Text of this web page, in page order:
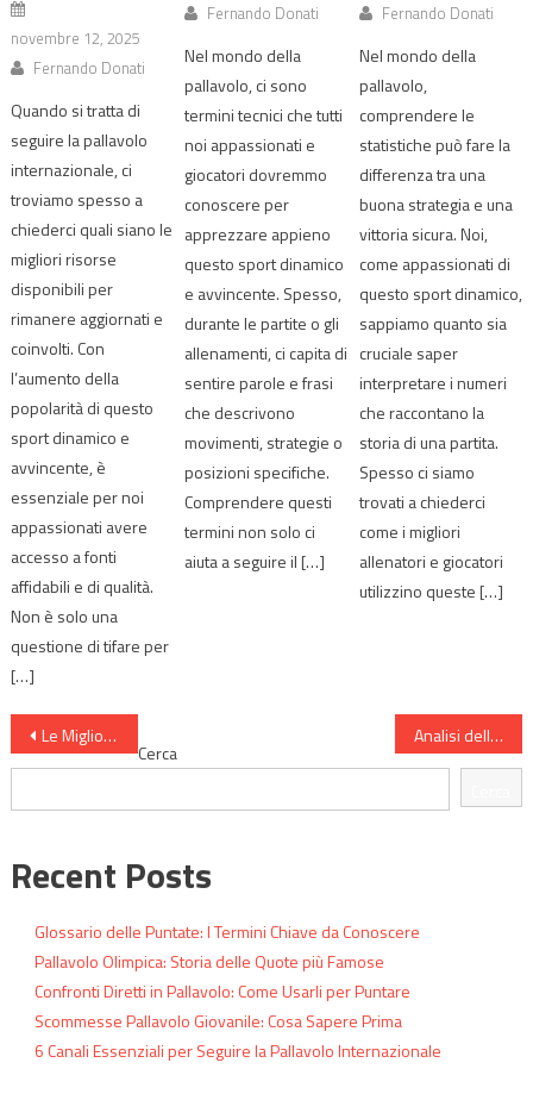
novembre 12, 2025
Fernando Donati
Quando si tratta di
seguire la pallavolo
internazionale, ci
troviamo spesso a
chiederci quali siano le
migliori risorse
disponibili per
rimanere aggiornati e
coinvolti. Con
l’aumento della
popolarità di questo
sport dinamico e
avvincente, è
essenziale per noi
appassionati avere
accesso a fonti
affidabili e di qualità.
Non è solo una
questione di tifare per
[…]
Fernando Donati
Nel mondo della
pallavolo, ci sono
termini tecnici che tutti
noi appassionati e
giocatori dovremmo
conoscere per
apprezzare appieno
questo sport dinamico
e avvincente. Spesso,
durante le partite o gli
allenamenti, ci capita di
sentire parole e frasi
che descrivono
movimenti, strategie o
posizioni specifiche.
Comprendere questi
termini non solo ci
aiuta a seguire il […]
Fernando Donati
Nel mondo della
pallavolo,
comprendere le
statistiche può fare la
differenza tra una
buona strategia e una
vittoria sicura. Noi,
come appassionati di
questo sport dinamico,
sappiamo quanto sia
cruciale saper
interpretare i numeri
che raccontano la
storia di una partita.
Spesso ci siamo
trovati a chiederci
come i migliori
allenatori e giocatori
utilizzino queste […]
Navigazione
articoli
Le Migliori Piattaforme Online per Puntare sulla Pallavolo Analisi delle Scommesse: 6 Variabili che Influenzano
Cerca
Recent Posts
Glossario delle Puntate: I Termini Chiave da Conoscere
Pallavolo Olimpica: Storia delle Quote più Famose
Confronti Diretti in Pallavolo: Come Usarli per Puntare
Scommesse Pallavolo Giovanile: Cosa Sapere Prima
6 Canali Essenziali per Seguire la Pallavolo Internazionale